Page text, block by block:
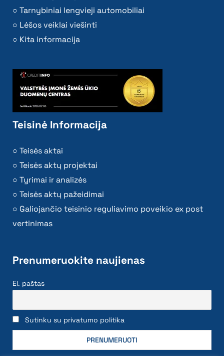
Tarnybiniai lengvieji automobiliai
Lėšos veiklai viešinti
Kita informacija
Teisinė Informacija
Teisės aktai
Teisės aktų projektai
Tyrimai ir analizės
Teisės aktų pažeidimai
Galiojančio teisinio reguliavimo poveikio ex post
vertinimas
Prenumeruokite naujienas
El. paštas
Sutinku su privatumo politika